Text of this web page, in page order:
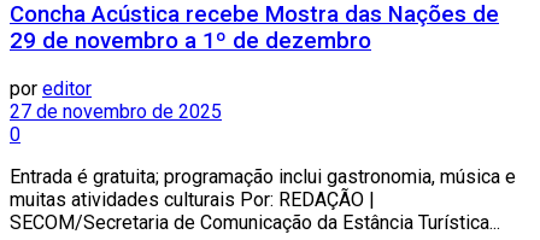
Concha Acústica recebe Mostra das Nações de
29 de novembro a 1º de dezembro
por editor
27 de novembro de 2025
0
Entrada é gratuita; programação inclui gastronomia, música e
muitas atividades culturais Por: REDAÇÃO |
SECOM/Secretaria de Comunicação da Estância Turística...